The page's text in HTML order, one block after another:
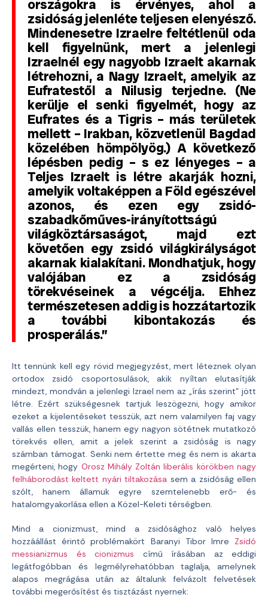
országokra is érvényes, ahol a
zsidóság jelenléte teljesen elenyésző.
Mindenesetre Izraelre feltétlenül oda
kell figyelnünk, mert a jelenlegi
Izraelnél egy nagyobb Izraelt akarnak
létrehozni, a Nagy Izraelt, amelyik az
Eufratestől a Nilusig terjedne. (Ne
kerülje el senki figyelmét, hogy az
Eufrates és a Tigris – más területek
mellett – Irakban, közvetlenül Bagdad
közelében hömpölyög.) A következő
lépésben pedig – s ez lényeges – a
Teljes Izraelt is létre akarják hozni,
amelyik voltaképpen a Föld egészével
azonos, és ezen egy zsidó-
szabadkőműves-irányítottságú
világköztársaságot, majd ezt
követően egy zsidó világkirályságot
akarnak kialakítani. Mondhatjuk, hogy
valójában ez a zsidóság
törekvéseinek a végcélja. Ehhez
természetesen addig is hozzátartozik
a további kibontakozás és
prosperálás.”
Itt tennünk kell egy rövid megjegyzést, mert léteznek olyan
ortodox zsidó csoportosulások, akik nyíltan elutasítják
mindezt, mondván a jelenlegi Izrael nem az „írás szerint” jött
létre. Ezért szükségesnek tartjuk leszögezni, hogy amikor
ezeket a kijelentéseket tesszük, azt nem valamilyen faj vagy
vallás ellen tesszük, hanem egy nagyon sötétnek mutatkozó
törekvés ellen, amit a jelek szerint a zsidóság is nagy
számban támogat. Senki nem értette meg és nem is akarta
megérteni, hogy Orosz Mihály Zoltán liberális körökben nagy
felháborodást keltett nyári tiltakozása sem a zsidóság ellen
szólt, hanem államuk egyre szemtelenebb erő- és
hatalomgyakorlása ellen a Közel-Keleti térségben.
Mind a cionizmust, mind a zsidósághoz való helyes
hozzáállást érintő problémakört Baranyi Tibor Imre Zsidó
messianizmus és cionizmus című írásában az eddigi
legátfogóbban és legmélyrehatóbban taglalja, amelynek
alapos megrágása után az általunk felvázolt felvetések
további megerősítést és tisztázást nyernek: